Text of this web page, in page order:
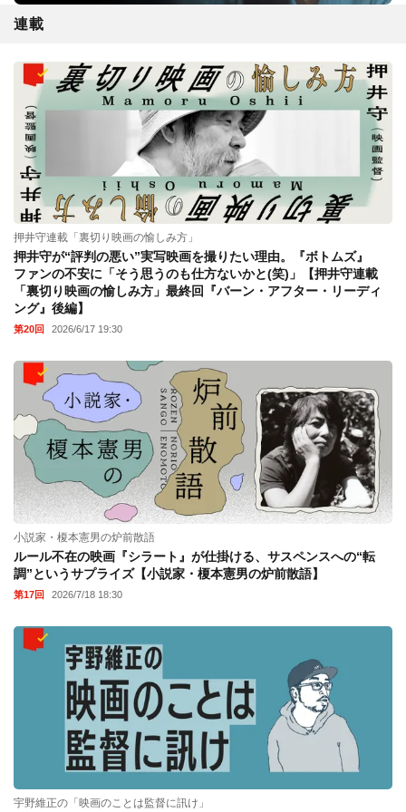
連載
押井守連載「裏切り映画の愉しみ方」
押井守が“評判の悪い”実写映画を撮りたい理由。『ボトムズ』
ファンの不安に「そう思うのも仕方ないかと(笑)」【押井守連載
「裏切り映画の愉しみ方」最終回『バーン・アフター・リーディ
ング』後編】
第20回 2026/6/17 19:30
小説家・榎本憲男の炉前散語
ルール不在の映画『シラート』が仕掛ける、サスペンスへの“転
調”というサプライズ【小説家・榎本憲男の炉前散語】
第17回 2026/7/18 18:30
宇野維正の「映画のことは監督に訊け」